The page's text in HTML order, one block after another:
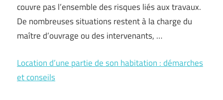
couvre pas l’ensemble des risques liés aux travaux.
De nombreuses situations restent à la charge du
maître d’ouvrage ou des intervenants, …
Location d’une partie de son habitation : démarches
et conseils